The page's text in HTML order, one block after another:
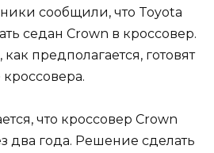
сообщили, что Toyota
седан Crown в кроссовер.
предполагается, готовят
что кроссовер Crown
два года. Решение сделать